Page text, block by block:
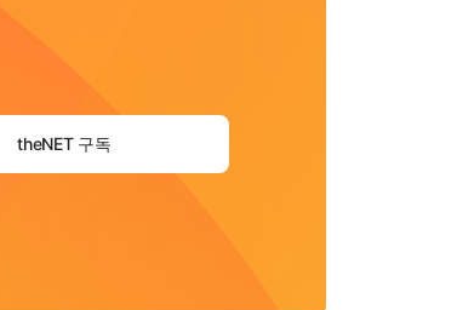
theNET 구독